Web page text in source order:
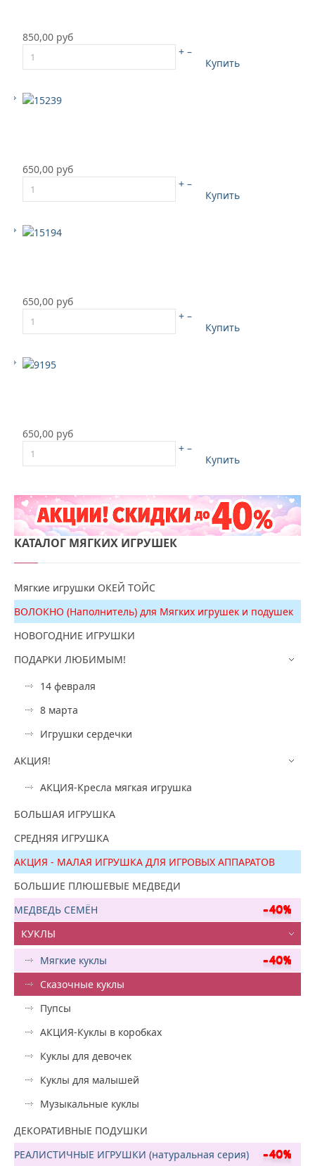
850,00 руб
+ –
Купить
650,00 руб
+ –
Купить
650,00 руб
+ –
Купить
650,00 руб
+ –
Купить
КАТАЛОГ МЯГКИХ ИГРУШЕК
Мягкие игрушки ОКЕЙ ТОЙС
ВОЛОКНО (Наполнитель) для Мягких игрушек и подушек
НОВОГОДНИЕ ИГРУШКИ
ПОДАРКИ ЛЮБИМЫМ!
14 февраля
8 марта
Игрушки сердечки
АКЦИЯ!
АКЦИЯ-Кресла мягкая игрушка
БОЛЬШАЯ ИГРУШКА
СРЕДНЯЯ ИГРУШКА
АКЦИЯ - МАЛАЯ ИГРУШКА ДЛЯ ИГРОВЫХ АППАРАТОВ
БОЛЬШИЕ ПЛЮШЕВЫЕ МЕДВЕДИ
МЕДВЕДЬ СЕМЁН
КУКЛЫ
Мягкие куклы
Сказочные куклы
Пупсы
АКЦИЯ-Куклы в коробках
Куклы для девочек
Куклы для малышей
Музыкальные куклы
ДЕКОРАТИВНЫЕ ПОДУШКИ
РЕАЛИСТИЧНЫЕ ИГРУШКИ (натуральная серия)